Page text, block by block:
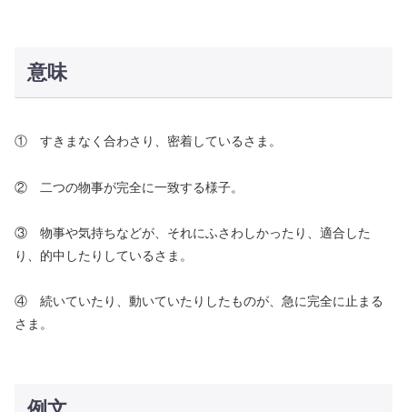
意味
① すきまなく合わさり、密着しているさま。
② 二つの物事が完全に一致する様子。
③ 物事や気持ちなどが、それにふさわしかったり、適合した
り、的中したりしているさま。
④ 続いていたり、動いていたりしたものが、急に完全に止まる
さま。